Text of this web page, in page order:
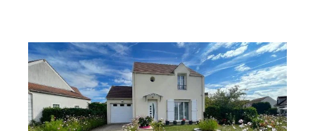
ST MARD 77
96 m2, 5 pièces
Ref : 8375
Maison à vendre